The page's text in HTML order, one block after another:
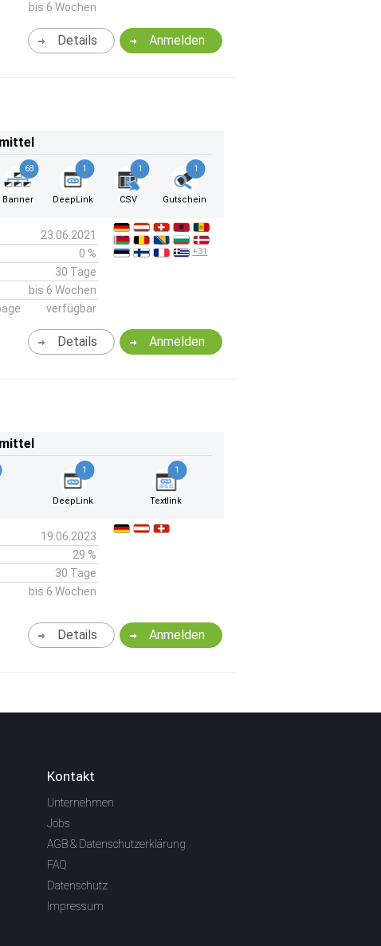
bis 6 Wochen
Anmelden
Details
68
Banner
1
DeepLink
1
CSV
1
Gutschein
23.06.2021
0 %
30 Tage
bis 6 Wochen
verfügbar
+31
Anmelden
Details
1
DeepLink
1
Textlink
19.06.2023
29 %
30 Tage
bis 6 Wochen
Anmelden
Details
Kontakt
Unternehmen
Jobs
AGB & Datenschutzerklärung
FAQ
Datenschutz
Impressum